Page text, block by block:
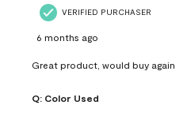
VERIFIED PURCHASER
6 months ago
Great product, would buy again
Q: Color Used